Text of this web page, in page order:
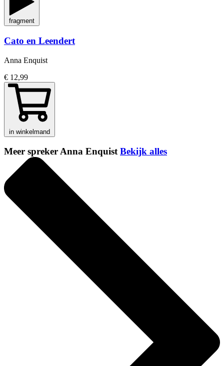
fragment
Cato en Leendert
Anna Enquist
€ 12,99
in winkelmand
Meer spreker Anna EnquistBekijk alles